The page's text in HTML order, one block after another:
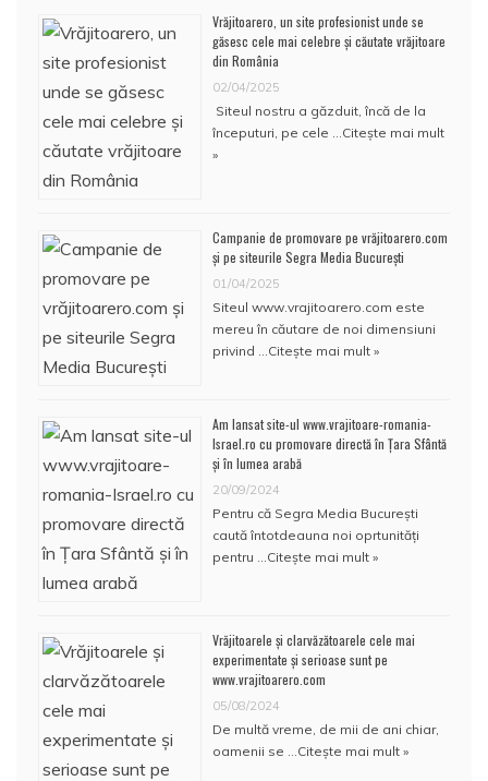
Vrăjitoarero, un site profesionist unde se
găsesc cele mai celebre și căutate vrăjitoare
din România
02/04/2025
Siteul nostru a găzduit, încă de la
începuturi, pe cele … Citește mai mult
»
Campanie de promovare pe vrăjitoarero.com
și pe siteurile Segra Media București
01/04/2025
Siteul www.vrajitoarero.com este
mereu în căutare de noi dimensiuni
privind … Citește mai mult »
Am lansat site-ul www.vrajitoare-romania-
Israel.ro cu promovare directă în Țara Sfântă
și în lumea arabă
20/09/2024
Pentru că Segra Media București
caută întotdeauna noi oprtunități
pentru … Citește mai mult »
Vrăjitoarele și clarvăzătoarele cele mai
experimentate și serioase sunt pe
www.vrajitoarero.com
05/08/2024
De multă vreme, de mii de ani chiar,
oamenii se … Citește mai mult »